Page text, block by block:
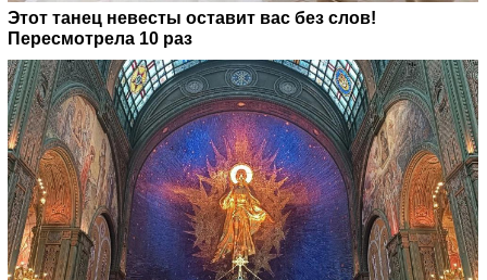
Этот танец невесты оставит вас без слов!
Пересмотрела 10 раз